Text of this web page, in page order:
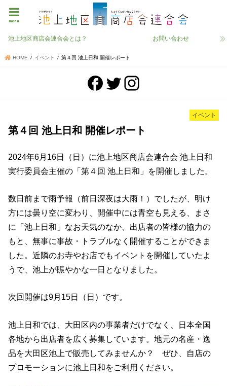
menu
池上地区商店会連合会とは？ お問い合わせ
HOME イベント 第４回 池上日和 開催レポート
イベント
第４回 池上日和 開催レポート
2024年6月16日（日）に池上地区商店会連合会 池上日和
実行委員会主催の「第４回 池上日和」を開催しました。
数日前まで雨予報（前日深夜は大雨！）でしたが、明け
方には曇り空に変わり、開催中には青空も見える、まさ
に「池上日和」なお天気のなか、出店者の皆様の協力の
もと、無事に事故・トラブルなく開催することができま
した。近隣のお寺やお店でもイベントを開催していたよ
うで、池上が賑やかな一日となりました。
次回開催は9月15日（日）です。
池上日和では、大田区内の事業者だけでなく、日本全国
各地から出店者を広く募集しています。地元の名産・逸
品を大田区池上で販売してみませんか？ ぜひ、自店の
プロモーションに池上日和をご利用ください。